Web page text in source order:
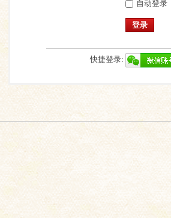
自动登录
登录
快捷登录: